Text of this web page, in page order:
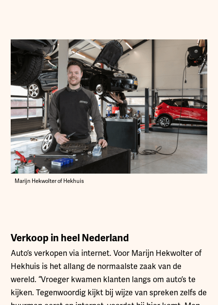
Marijn Hekwolter of Hekhuis
Verkoop in heel Nederland
Auto’s verkopen via internet. Voor Marijn Hekwolter of
Hekhuis is het allang de normaalste zaak van de
wereld. “Vroeger kwamen klanten langs om auto’s te
kijken. Tegenwoordig kijkt bij wijze van spreken zelfs de